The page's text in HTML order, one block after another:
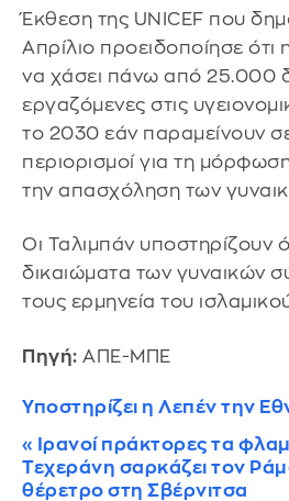
Έκθεση της UNICEF που
Απρίλιο προειδοποίησε ότι
να χάσει πάνω από 25.000
εργαζόμενες στις
το 2030 εάν παραμείνουν σε
περιορισμοί για τη
την απασχόληση των
Οι Ταλιμπάν υποστηρίζουν
δικαιώματα των γυναικών
τους ερμηνεία του
Πηγή: ΑΠΕ-ΜΠΕ
Υποστηρίζει η Λεπέν την
«Ιρανοί πράκτορες τα
Τεχεράνη σαρκάζει τον
θέρετρο στη Σβέρνιτσα